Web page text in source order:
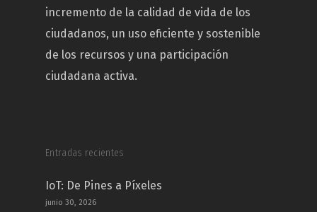
incremento de la calidad de vida de los
ciudadanos, un uso eficiente y sostenible
de los recursos y una participación
ciudadana activa.
Entradas recientes
IoT: De Pines a Píxeles
junio 30, 2026